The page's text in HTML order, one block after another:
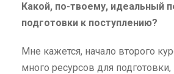
Какой, по-твоему, идеальный
подготовки к поступлению?
Мне кажется, начало второго
много ресурсов для